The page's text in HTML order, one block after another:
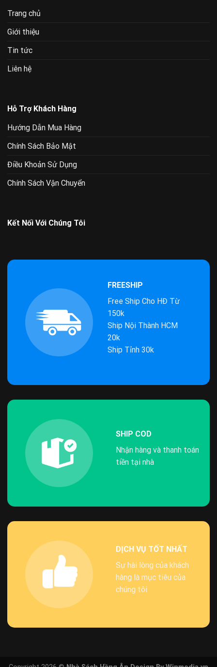
Trang chủ
Giới thiệu
Tin tức
Liên hệ
Hỗ Trợ Khách Hàng
Hướng Dẫn Mua Hàng
Chính Sách Bảo Mật
Điều Khoản Sử Dụng
Chính Sách Vận Chuyển
Kết Nối Với Chúng Tôi
FREESHIP
Free Ship Cho HĐ Từ
150k
Ship Nội Thành HCM
20k
Ship Tỉnh 30k
SHIP COD
Nhận hàng và thanh toán
tiền tại nhà
DỊCH VỤ TỐT NHẤT
Sự hài lòng của khách
hàng là mục tiêu của
chúng tôi